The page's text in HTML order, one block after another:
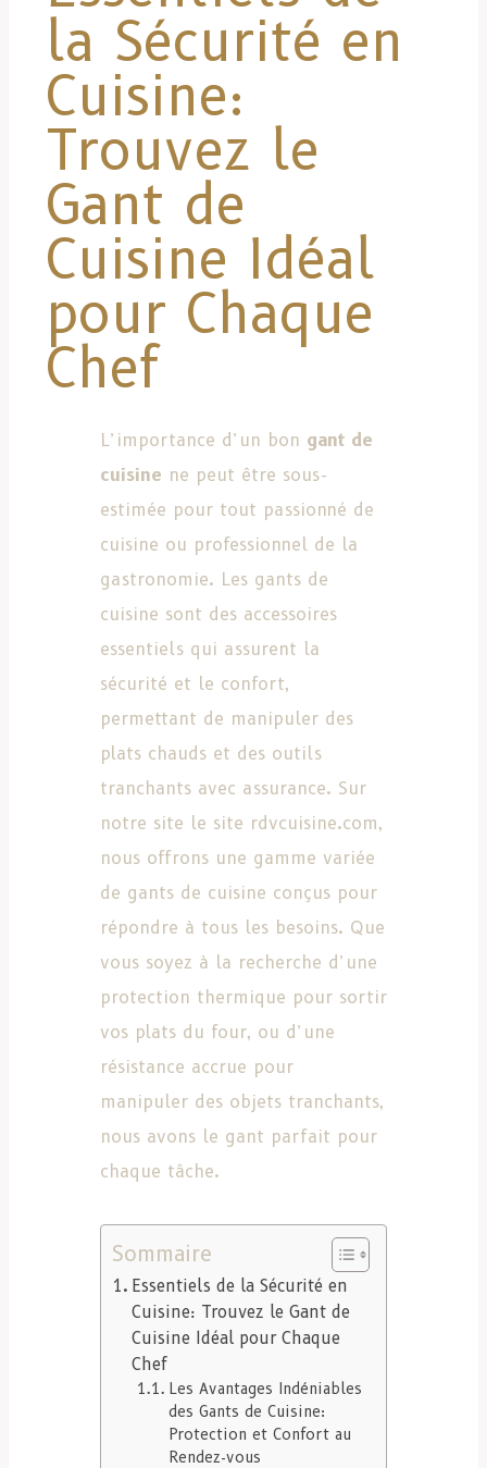
la Sécurité en
Cuisine:
Trouvez le
Gant de
Cuisine Idéal
pour Chaque
Chef
L’importance d’un bon gant de
cuisine ne peut être sous-
estimée pour tout passionné de
cuisine ou professionnel de la
gastronomie. Les gants de
cuisine sont des accessoires
essentiels qui assurent la
sécurité et le confort,
permettant de manipuler des
plats chauds et des outils
tranchants avec assurance. Sur
notre site le site rdvcuisine.com,
nous offrons une gamme variée
de gants de cuisine conçus pour
répondre à tous les besoins. Que
vous soyez à la recherche d’une
protection thermique pour sortir
vos plats du four, ou d’une
résistance accrue pour
manipuler des objets tranchants,
nous avons le gant parfait pour
chaque tâche.
Sommaire
Essentiels de la Sécurité en
Cuisine: Trouvez le Gant de
Cuisine Idéal pour Chaque
Chef
Les Avantages Indéniables
des Gants de Cuisine:
Protection et Confort au
Rendez-vous